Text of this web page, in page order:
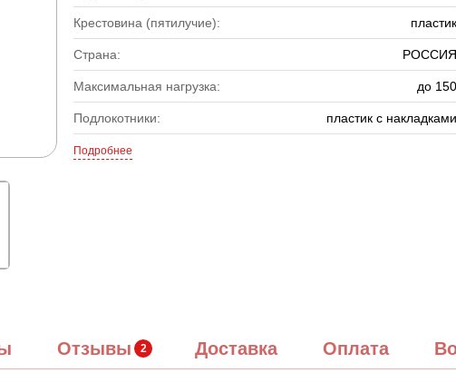
Крестовина (пятилучие): пластик
Страна: РОССИЯ
Максимальная нагрузка: до 150
Подлокотники: пластик с накладками
Подробнее
Отзывы Доставка Оплата